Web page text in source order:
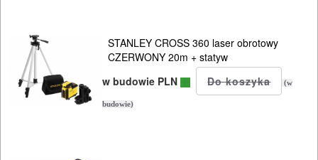
KOMPRESORY
NARZĘDZIA
SPAWALNICTWO
STANLEY CROSS 360 laser obrotowy
CZERWONY 20m + statyw
w budowie PLN
(w
budowie)